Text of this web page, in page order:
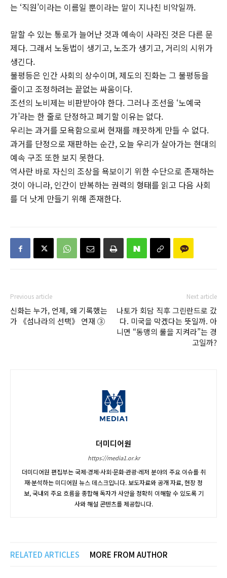
는 ‘직원’이라는 이름일 뿐이라는 말이 지나친 비약일까.
말할 수 있는 통로가 늘어난 것과 예속이 사라진 것은 다른 문
제다. 그래서 노동법이 생기고, 노조가 생기고, 거리의 시위가
생긴다.
불평등은 인간 사회의 상수이며, 제도의 진화는 그 불평등을
줄이고 조정하려는 끝없는 싸움이다.
조선의 노비제는 비판받아야 한다. 그러나 조선을 ‘노예국
가’라는 한 줄로 단정하고 폐기할 이유는 없다.
우리는 과거를 모욕함으로써 현재를 깨끗하게 만들 수 없다.
과거를 단정으로 재판하는 순간, 오늘 우리가 살아가는 현대의
예속 구조 또한 보지 못한다.
역사란 바로 자신의 조상을 욕보이기 위한 수단으로 존재하는
것이 아니라, 인간이 반복하는 권력의 형태를 읽고 다음 사회
를 더 낫게 만들기 위해 존재한다.
Previous article
신화는 누가, 언제, 왜 기록했는
가 《섬나라의 선택》 연재 ③
Next article
나토가 회담 직후 그린란드로 갔
다. 미국을 막겠다는 뜻일까. 아
니면 “동맹의 룰을 지켜라”는 경
고일까?
더미디어원
https://media1.or.kr
더미디어원 편집부는 국제·경제·사회·문화·관광·레저 분야의 주요 이슈를 취
재·분석하는 미디어원 뉴스 데스크입니다. 보도자료와 공개 자료, 현장 정
보, 국내외 주요 흐름을 종합해 독자가 사안을 정확히 이해할 수 있도록 기
사와 해설 콘텐츠를 제공합니다.
RELATED ARTICLES MORE FROM AUTHOR